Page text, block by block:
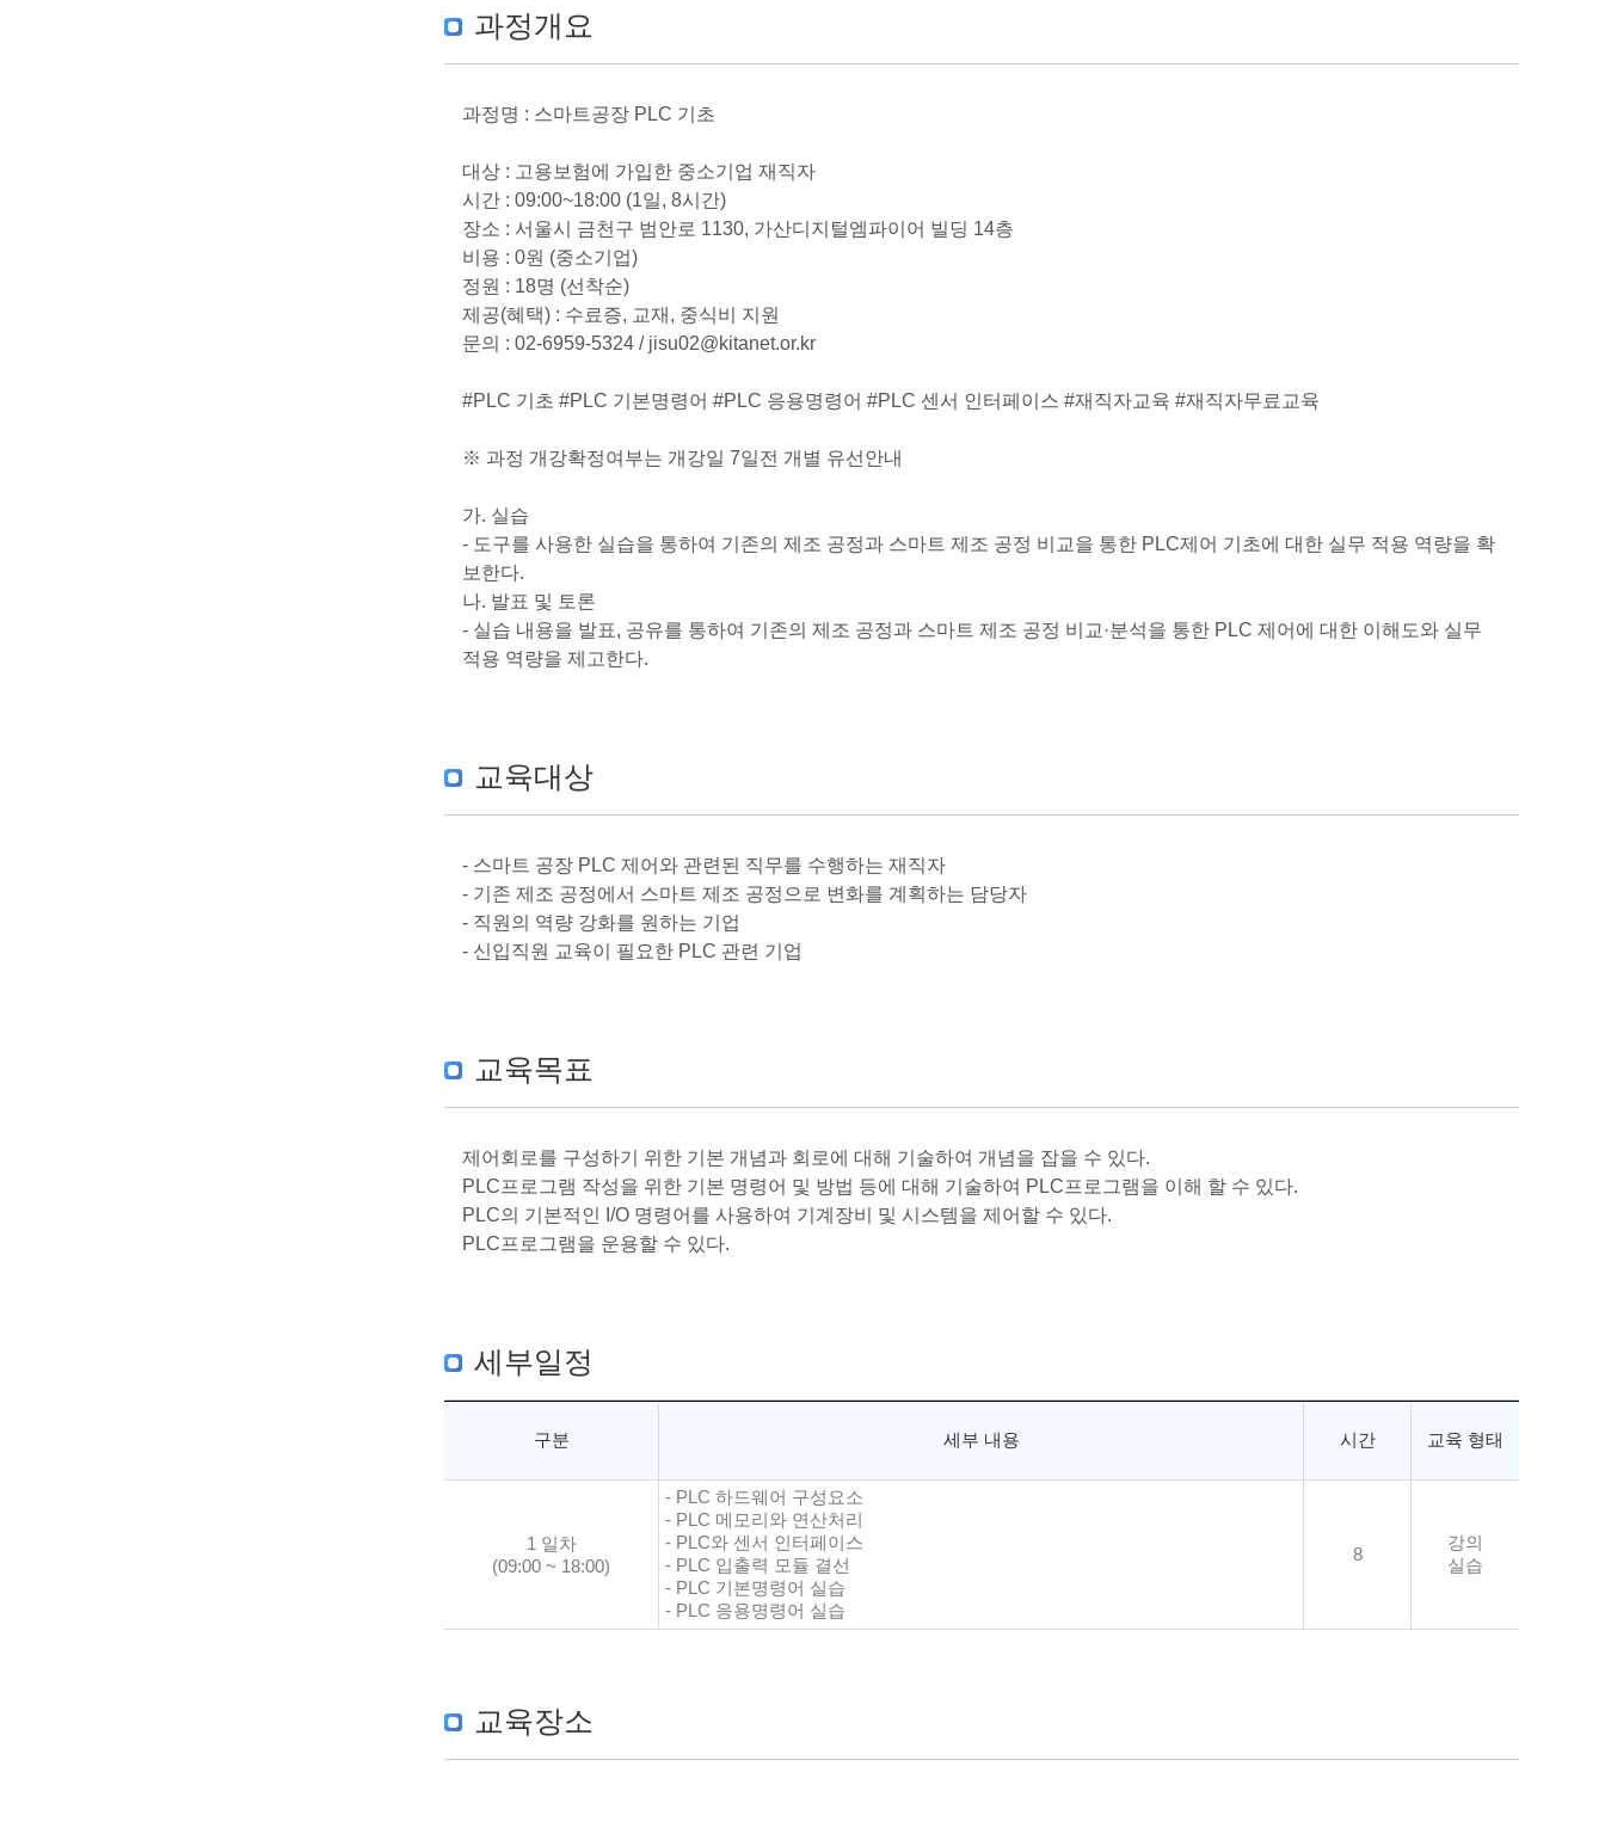
과정개요
과정명 : 스마트공장 PLC 기초
대상 : 고용보험에 가입한 중소기업 재직자
시간 : 09:00~18:00 (1일, 8시간)
장소 : 서울시 금천구 범안로 1130, 가산디지털엠파이어 빌딩 14층
비용 : 0원 (중소기업)
정원 : 18명 (선착순)
제공(혜택) : 수료증, 교재, 중식비 지원
문의 : 02-6959-5324 / jisu02@kitanet.or.kr
#PLC 기초 #PLC 기본명령어 #PLC 응용명령어 #PLC 센서 인터페이스 #재직자교육 #재직자무료교육
※ 과정 개강확정여부는 개강일 7일전 개별 유선안내
가. 실습
- 도구를 사용한 실습을 통하여 기존의 제조 공정과 스마트 제조 공정 비교을 통한 PLC제어 기초에 대한 실무 적용 역량을 확
보한다.
나. 발표 및 토론
- 실습 내용을 발표, 공유를 통하여 기존의 제조 공정과 스마트 제조 공정 비교·분석을 통한 PLC 제어에 대한 이해도와 실무
적용 역량을 제고한다.
교육대상
- 스마트 공장 PLC 제어와 관련된 직무를 수행하는 재직자
- 기존 제조 공정에서 스마트 제조 공정으로 변화를 계획하는 담당자
- 직원의 역량 강화를 원하는 기업
- 신입직원 교육이 필요한 PLC 관련 기업
교육목표
제어회로를 구성하기 위한 기본 개념과 회로에 대해 기술하여 개념을 잡을 수 있다.
PLC프로그램 작성을 위한 기본 명령어 및 방법 등에 대해 기술하여 PLC프로그램을 이해 할 수 있다.
PLC의 기본적인 I/O 명령어를 사용하여 기계장비 및 시스템을 제어할 수 있다.
PLC프로그램을 운용할 수 있다.
세부일정
구분 세부 내용 시간 교육 형태
1 일차
(09:00 ~ 18:00)
- PLC 하드웨어 구성요소
- PLC 메모리와 연산처리
- PLC와 센서 인터페이스
- PLC 입출력 모듈 결선
- PLC 기본명령어 실습
- PLC 응용명령어 실습
8
강의
실습
교육장소